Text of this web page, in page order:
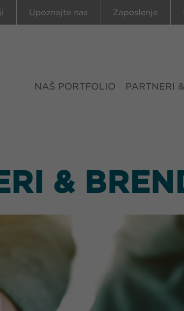
Upoznajte nas Zaposlenje
NAŠ PORTFOLIO PARTNERI
&